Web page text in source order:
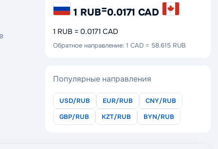
1 RUB=0.0171 CAD
1 RUB = 0.0171 CAD
Обратное направление: 1 CAD = 58.615 RUB
Популярные направления
USD/RUB EUR/RUB
CNY/RUB
GBP/RUB
KZT/RUB BYN/RUB